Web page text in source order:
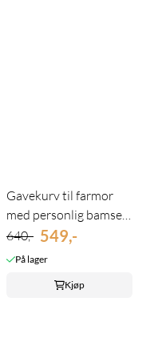
Gavekurv til farmor
med personlig bamse -
skriv ...
640,- 549,-
På lager
Kjøp